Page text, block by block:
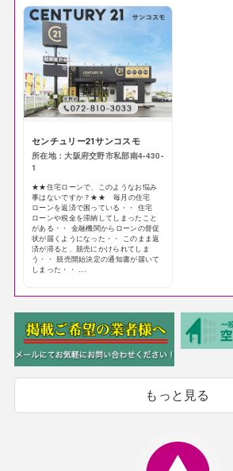
センチュリー21サンコスモ
所在地：大阪府交野市私部南4-430-
1
★★住宅ローンで、このようなお悩み
事はないですか？★★ 毎月の住宅
ローンを返済で困っている・・ 住宅
ローンや税金を滞納してしまったこと
がある・・ 金融機関からローンの督促
状が届くようになった・・ このまま返
済が滞ると、競売にかけられてしま
う・・ 競売開始決定の通知書が届いて
しまった・・ ...
もっと見る